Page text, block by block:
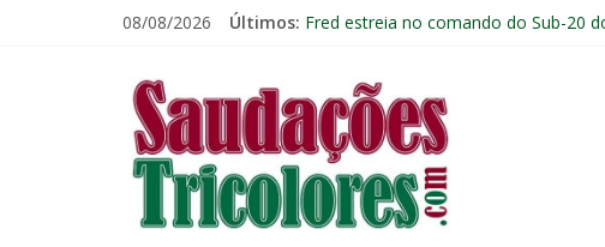
08/08/2026 Últimos: Fred estreia no comando do Sub-20
Retrospecto não ajuda: Fluminense
Cria de Xerém, zagueiro do
Saudações
Tricolores